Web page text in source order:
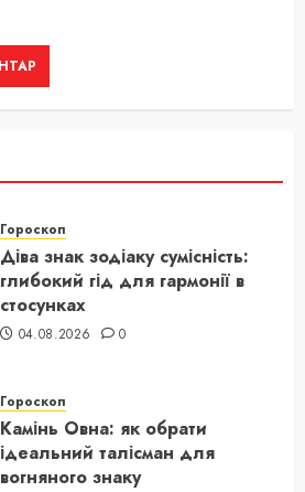
Гороскоп
Діва знак зодіаку сумісність:
глибокий гід для гармонії в
стосунках
04.08.2026 0
Гороскоп
Камінь Овна: як обрати
ідеальний талісман для
вогняного знаку